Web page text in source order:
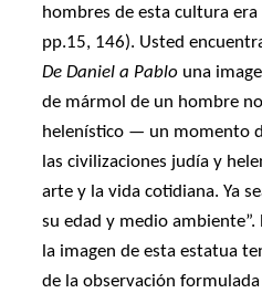
hombres de esta cultura
pp.15, 146). Usted
De Daniel a Pablo una
de mármol de un hombre
helenístico — un momento
las civilizaciones judía y
arte y la vida cotidiana. Ya
su edad y medio
la imagen de esta estatua
de la observación